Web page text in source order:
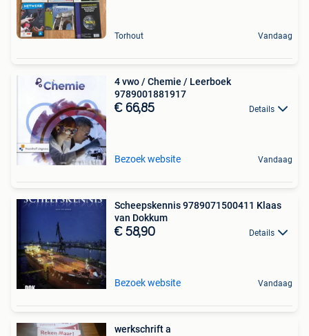
Torhout Vandaag
4 vwo / Chemie / Leerboek
9789001881917
€ 66,85 Details
Bezoek website Vandaag
Scheepskennis 9789071500411 Klaas
van Dokkum
€ 58,90 Details
Bezoek website Vandaag
werkschrift a